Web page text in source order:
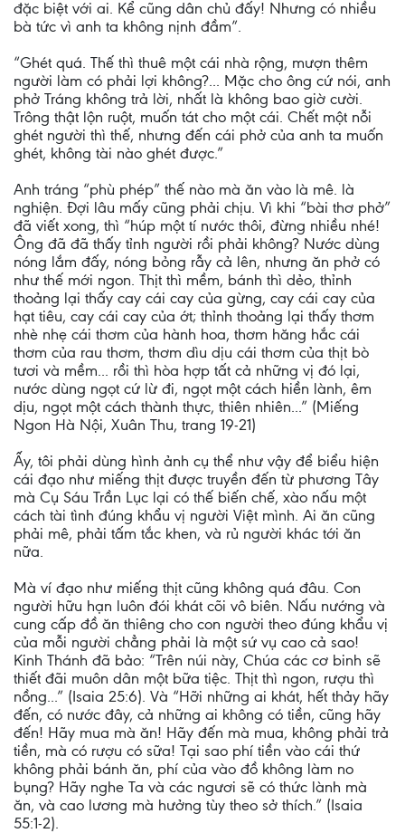
đặc biệt với ai. Kể cũng dân chủ đấy! Nhưng có nhiều
bà tức vì anh ta không nịnh đầm”.
“Ghét quá. Thế thì thuê một cái nhà rộng, mượn thêm
người làm có phải lợi không?... Mặc cho ông cứ nói, anh
phở Tráng không trả lời, nhất là không bao giờ cười.
Trông thật lộn ruột, muốn tát cho một cái. Chết một nỗi
ghét người thì thế, nhưng đến cái phở của anh ta muốn
ghét, không tài nào ghét được.”
Anh tráng “phù phép” thế nào mà ăn vào là mê. là
nghiện. Ðợi lâu mấy cũng phải chịu. Vì khi “bài thơ phở”
đã viết xong, thì “húp một tí nước thôi, đừng nhiều nhé!
Ông đã đã thấy tỉnh người rồi phải không? Nước dùng
nóng lắm đấy, nóng bỏng rẫy cả lên, nhưng ăn phở có
như thế mới ngon. Thịt thì mềm, bánh thì dẻo, thỉnh
thoảng lại thấy cay cái cay của gừng, cay cái cay của
hạt tiêu, cay cái cay của ớt; thỉnh thoảng lại thấy thơm
nhè nhẹ cái thơm của hành hoa, thơm hăng hắc cái
thơm của rau thơm, thơm dìu dịu cái thơm của thịt bò
tươi và mềm... rồi thì hòa hợp tất cả những vị đó lại,
nước dùng ngọt cứ lừ đi, ngọt một cách hiền lành, êm
dịu, ngọt một cách thành thực, thiên nhiên...” (Miếng
Ngon Hà Nội, Xuân Thu, trang 19-21)
Ấy, tôi phải dùng hình ảnh cụ thể như vậy để biểu hiện
cái đạo như miếng thịt được truyền đến từ phương Tây
mà Cụ Sáu Trần Lục lại có thế biến chế, xào nấu một
cách tài tình đúng khẩu vị người Việt mình. Ai ăn cũng
phải mê, phải tấm tắc khen, và rủ người khác tới ăn
nữa.
Mà ví đạo như miếng thịt cũng không quá đâu. Con
người hữu hạn luôn đói khát cõi vô biên. Nấu nướng và
cung cấp đồ ăn thiêng cho con người theo đúng khẩu vị
của mỗi người chẳng phải là một sứ vụ cao cả sao!
Kinh Thánh đã bảo: “Trên núi này, Chúa các cơ binh sẽ
thiết đãi muôn dân một bữa tiệc. Thịt thì ngon, rượu thì
nồng...” (Isaia 25:6). Và “Hỡi những ai khát, hết thảy hãy
đến, có nước đây, cả những ai không có tiền, cũng hãy
đến! Hãy mua mà ăn! Hãy đến mà mua, không phải trả
tiền, mà có rượu có sữa! Tại sao phí tiền vào cái thứ
không phải bánh ăn, phí của vào đồ không làm no
bụng? Hãy nghe Ta và các ngươi sẽ có thức lành mà
ăn, và cao lương mà hưởng tùy theo sở thích.” (Isaia
55:1-2).